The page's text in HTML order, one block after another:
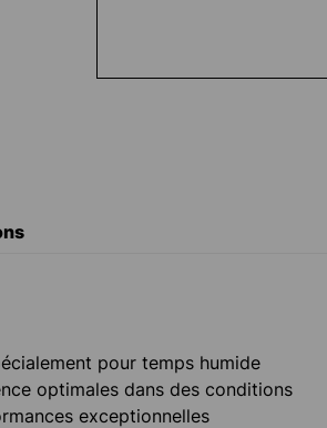
pour temps humide
optimales dans des conditions
exceptionnelles